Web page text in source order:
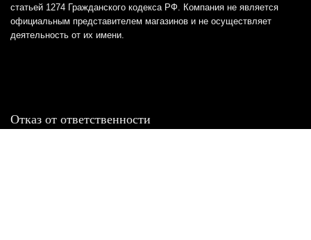
статьей 1274 Гражданского кодекса РФ. Компания не является
официальным представителем магазинов и не осуществляет
деятельность от их имени.
Отказ от ответственности